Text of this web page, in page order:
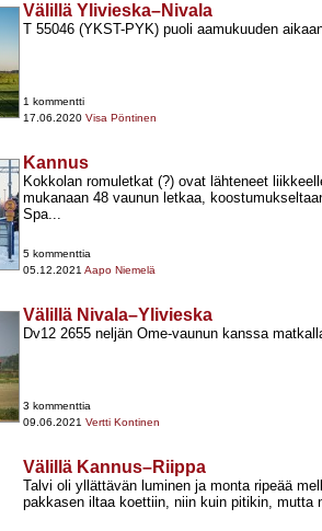
Välillä Ylivieska–Nivala
T 55046 (YKST-​PYK) puoli aamukuuden
1 kommentti
17.06.2020 Visa Pöntinen
Kannus
Kokkolan romuletkat (?) ovat lähteneet
mukanaan 48 vaunun letkaa,
Spa...
5 kommenttia
05.12.2021 Aapo Niemelä
Välillä Nivala–Ylivieska
Dv12 2655 neljän Ome-​vaunun kanssa
3 kommenttia
09.06.2021 Vertti Kontinen
Välillä Kannus–Riippa
Talvi oli yllättävän luminen ja monta ripeää
pakkasen iltaa koettiin, niin kuin pitikin, mutta